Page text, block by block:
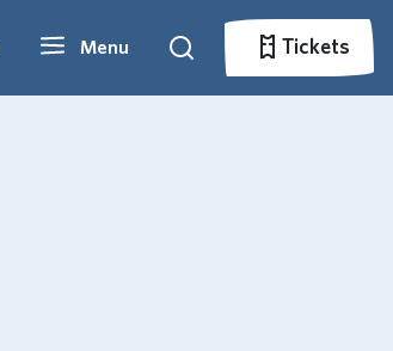
Menu Zoeken Tickets
Tickets